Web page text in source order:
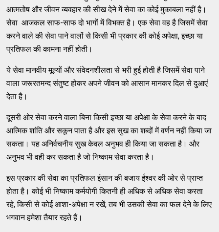
आत्मतोष और जीवन व्यवहार की सीख देने में सेवा का कोई मुकाबला नहीं है।
सेवा आजकल साफ-साफ दो भागों में विभक्त है। एक सेवा वह है जिसमें सेवा
करने वाले की सेवा पाने वालों से किसी भी प्रकार की कोई अपेक्षा, इच्छा या
प्रतिफल की कामना नहीं होती।
ये सेवा मानवीय मूल्यों और संवेदनशीलता से भरी हुई होती है जिसमें सेवा पाने
वाला जरूरतमन्द संतुष्ट होकर अपने जीवन को आसान मानकर दिल से दुआएं
देता है।
दूसरी ओर सेवा करने वाला बिना किसी इच्छा या अपेक्षा के सेवा करने के बाद
आत्मिक शांति और सकून पाता है और इस सुख का शब्दों में वर्णन नहीं किया जा
सकता। यह अनिर्वचनीय सुख केवल अनुभव ही किया जा सकता है। और
अनुभव भी वही कर सकता है जो निष्काम सेवा करता है।
इस प्रकार की सेवा का प्रतिफल इंसान की बजाय ईश्वर की ओर से प्राप्त
होता है। कोई भी निष्काम कर्मयोगी कितनी ही अधिक से अधिक सेवा करता
रहे, किसी से कोई आशा-अपेक्षा न रखें, तब भी उसकी सेवा का फल देने के लिए
भगवान हमेशा तैयार रहते हैं।